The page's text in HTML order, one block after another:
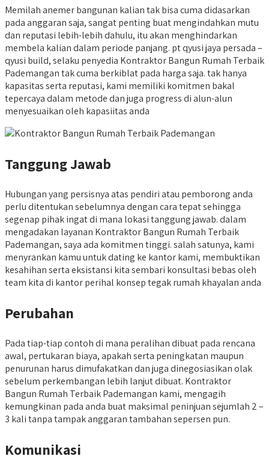
Memilah anemer bangunan kalian tak bisa cuma didasarkan
pada anggaran saja, sangat penting buat mengindahkan mutu
dan reputasi lebih-lebih dahulu, itu akan menghindarkan
membela kalian dalam periode panjang. pt qyusi jaya persada –
qyusi build, selaku penyedia Kontraktor Bangun Rumah Terbaik
Pademangan tak cuma berkiblat pada harga saja. tak hanya
kapasitas serta reputasi, kami memiliki komitmen bakal
tepercaya dalam metode dan juga progress di alun-alun
menyesuaikan oleh kapasiitas anda
Tanggung Jawab
Hubungan yang persisnya atas pendiri atau pemborong anda
perlu ditentukan sebelumnya dengan cara tepat sehingga
segenap pihak ingat di mana lokasi tanggung jawab. dalam
mengadakan layanan Kontraktor Bangun Rumah Terbaik
Pademangan, saya ada komitmen tinggi. salah satunya, kami
menyrankan kamu untuk dating ke kantor kami, membuktikan
kesahihan serta eksistansi kita sembari konsultasi bebas oleh
team kita di kantor perihal konsep tegak rumah khayalan anda
Perubahan
Pada tiap-tiap contoh di mana peralihan dibuat pada rencana
awal, pertukaran biaya, apakah serta peningkatan maupun
penurunan harus dimufakatkan dan juga dinegosiasikan olak
sebelum perkembangan lebih lanjut dibuat. Kontraktor
Bangun Rumah Terbaik Pademangan kami, mengagih
kemungkinan pada anda buat maksimal peninjuan sejumlah 2 –
3 kali tanpa tampak anggaran tambahan sepersen pun.
Komunikasi